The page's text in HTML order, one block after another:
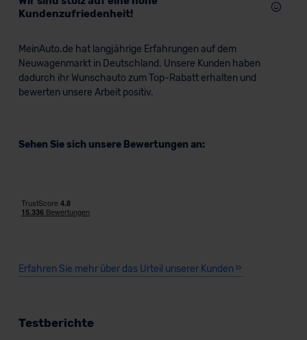
Kundenzufriedenheit!
MeinAuto.de hat langjährige Erfahrungen auf dem
Neuwagenmarkt in Deutschland. Unsere Kunden haben
dadurch ihr Wunschauto zum Top-Rabatt erhalten und
bewerten unsere Arbeit positiv.
Sehen Sie sich unsere Bewertungen an:
Erfahren Sie mehr über das Urteil unserer Kunden
Testberichte